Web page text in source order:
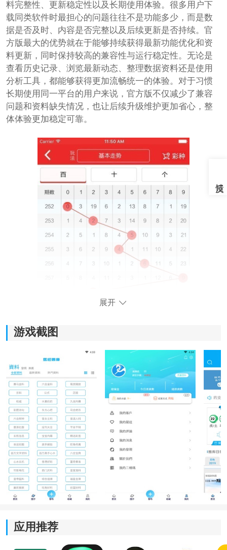
料完整性、更新稳定性以及长期使用体验。很多用户下
载同类软件时最担心的问题往往不是功能多少，而是数
据是否及时、内容是否完整以及后续更新是否持续。官
方版最大的优势就在于能够持续获得最新功能优化和资
料更新，同时保持较高的兼容性与运行稳定性。无论是
查看历史记录、浏览最新动态、整理数据资料还是使用
分析工具，都能够获得更加流畅统一的体验。对于习惯
长期使用同一平台的用户来说，官方版不仅减少了兼容
问题和资料缺失情况，也让后续升级维护更加省心，整
体体验更加稳定可靠。
软件特色
1、首页内容布局更加合理
进入软件后，热门内容、最新动态以及常用功能会按照
使用频率进行排列，减少层层查找的步骤。即使第一次
接触软件，也能够快速找到需要使用的功能区域，提升
2、多维资料集中整理展示
展开
游戏截图
应用推荐